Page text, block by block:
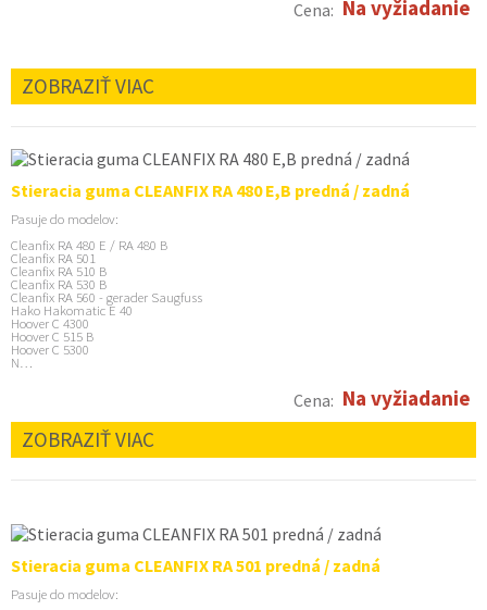
Cena: Na vyžiadanie
ZOBRAZIŤ VIAC
Stieracia guma CLEANFIX RA 480 E,B predná / zadná
Pasuje do modelov:
Cleanfix RA 480 E / RA 480 B
Cleanfix RA 501
Cleanfix RA 510 B
Cleanfix RA 530 B
Cleanfix RA 560 - gerader Saugfuss
Hako Hakomatic E 40
Hoover C 4300
Hoover C 515 B
Hoover C 5300
N…
Cena: Na vyžiadanie
ZOBRAZIŤ VIAC
Stieracia guma CLEANFIX RA 501 predná / zadná
Pasuje do modelov: